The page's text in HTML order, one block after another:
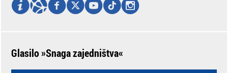
Glasilo »Snaga zajedništva«